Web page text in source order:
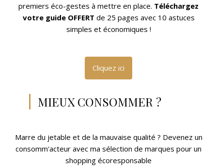
premiers éco-gestes à mettre en place. Téléchargez
votre guide OFFERT de 25 pages avec 10 astuces
simples et économiques !
Cliquez ici
MIEUX CONSOMMER ?
Marre du jetable et de la mauvaise qualité ? Devenez un
consomm'acteur avec ma sélection de marques pour un
shopping écoresponsable